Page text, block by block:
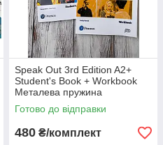
Speak Out 3rd Edition A2+
Student's Book + Workbook
Металева пружина
Готово до відправки
480 ₴/комплект